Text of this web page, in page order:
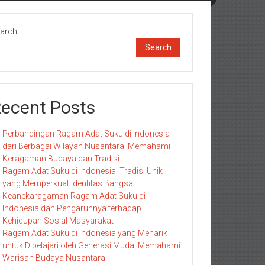
Search
Posts
Perbandingan Ragam Adat Suku di Indonesia
dari Berbagai Wilayah Nusantara: Memahami
Keragaman Budaya dan Tradisi
Ragam Adat Suku di Indonesia: Tradisi Unik
yang Memperkuat Identitas Bangsa
Keanekaragaman Ragam Adat Suku di
Indonesia dan Pengaruhnya terhadap
Kehidupan Sosial Masyarakat
Ragam Adat Suku di Indonesia yang Menarik
untuk Dipelajari oleh Generasi Muda: Memahami
Warisan Budaya Nusantara